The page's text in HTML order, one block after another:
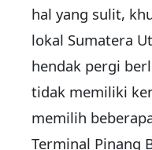
hal yang sulit,
lokal Sumatera
hendak pergi
tidak memiliki
memilih
Terminal Pinang